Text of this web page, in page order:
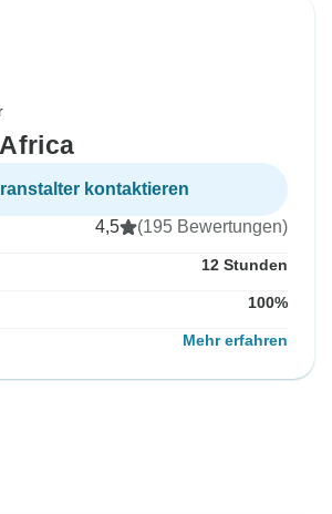
kontaktieren
4,5 (195 Bewertungen)
12 Stunden
100%
Mehr erfahren